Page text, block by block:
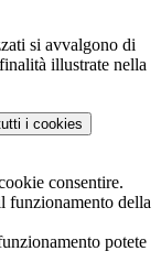
si avvalgono di
illustrate nella
i cookies
consentire.
funzionamento della
potete